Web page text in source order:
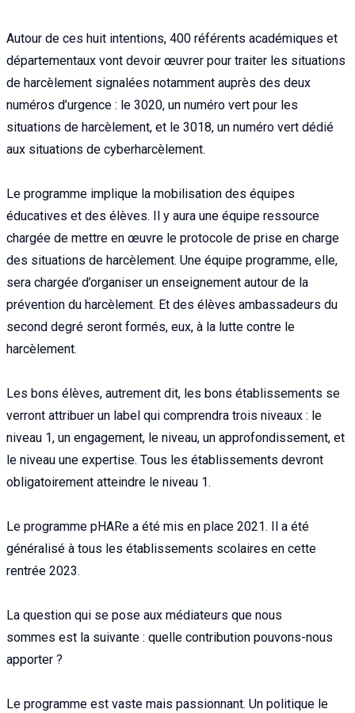
Autour de ces huit intentions, 400 référents académiques et
départementaux vont devoir œuvrer pour traiter les situations
de harcèlement signalées notamment auprès des deux
numéros d’urgence : le 3020, un numéro vert pour les
situations de harcèlement, et le 3018, un numéro vert dédié
aux situations de cyberharcèlement.
Le programme implique la mobilisation des équipes
éducatives et des élèves. Il y aura une équipe ressource
chargée de mettre en œuvre le protocole de prise en charge
des situations de harcèlement. Une équipe programme, elle,
sera chargée d’organiser un enseignement autour de la
prévention du harcèlement. Et des élèves ambassadeurs du
second degré seront formés, eux, à la lutte contre le
harcèlement.
Les bons élèves, autrement dit, les bons établissements se
verront attribuer un label qui comprendra trois niveaux : le
niveau 1, un engagement, le niveau, un approfondissement, et
le niveau une expertise. Tous les établissements devront
obligatoirement atteindre le niveau 1.
Le programme pHARe a été mis en place 2021. Il a été
généralisé à tous les établissements scolaires en cette
rentrée 2023.
La question qui se pose aux médiateurs que nous
sommes est la suivante : quelle contribution pouvons-nous
apporter ?
Le programme est vaste mais passionnant. Un politique le